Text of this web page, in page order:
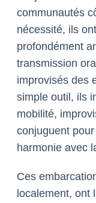
communautés
nécessité, ils
profondément
transmission
improvisés des
simple outil, ils
mobilité,
conjuguent
harmonie avec
Ces
localement, ont